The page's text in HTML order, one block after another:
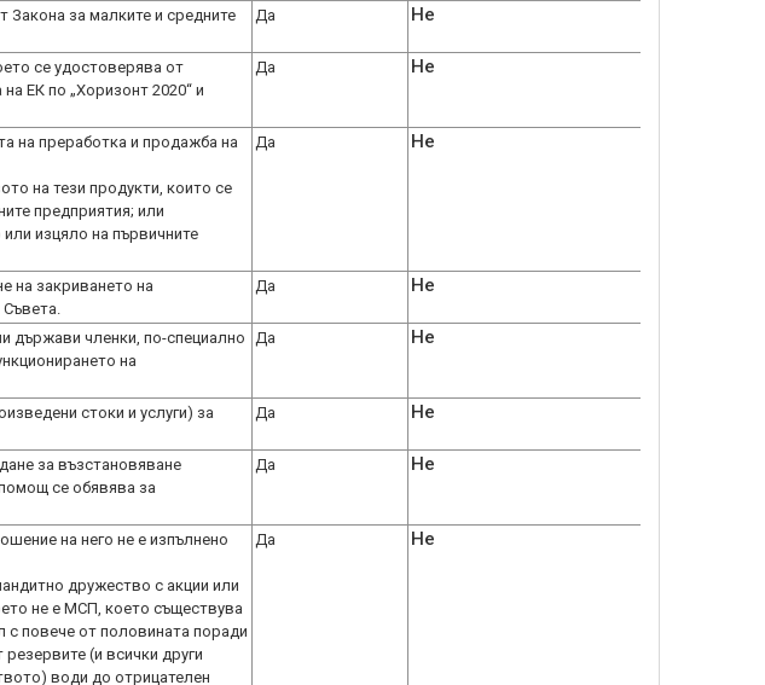
Закона за малките и средните
Да Не
се удостоверява от
ЕК по „Хоризонт 2020“ и
Да Не
на преработка и продажба на
на тези продукти, които се
предприятия; или
изцяло на първичните
Да Не
на закриването на
Да Не
държави членки, по-специално
на
Да Не
стоки и услуги) за
Да Не
за възстановяване
се обявява за
Да Не
на него не е изпълнено
дружество с акции или
не е МСП, което съществува
с повече от половината поради
резервите (и всички други
води до отрицателен
Да Не